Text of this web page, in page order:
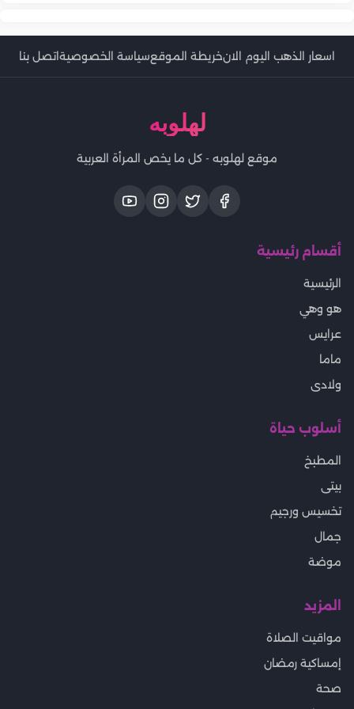
اسعار الذهب اليوم الانخريطة الموقعسياسة الخصوصيةاتصل بنا
لهلوبه
موقع لهلوبه - كل ما يخص المرأة العربية
أقسام رئيسية
الرئيسية
هو وهي
عرايس
ماما
ولادى
أسلوب حياة
المطبخ
بيتى
تخسيس ورجيم
جمال
موضة
المزيد
مواقيت الصلاة
إمساكية رمضان
صحة